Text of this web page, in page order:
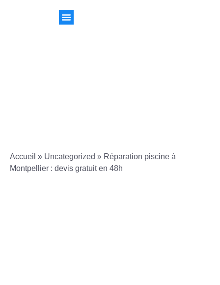
Accueil » Uncategorized » Réparation piscine à
Montpellier : devis gratuit en 48h